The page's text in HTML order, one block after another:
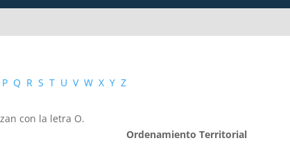
P Q R S T U V W X Y Z
con la letra O.
Ordenamiento Territorial